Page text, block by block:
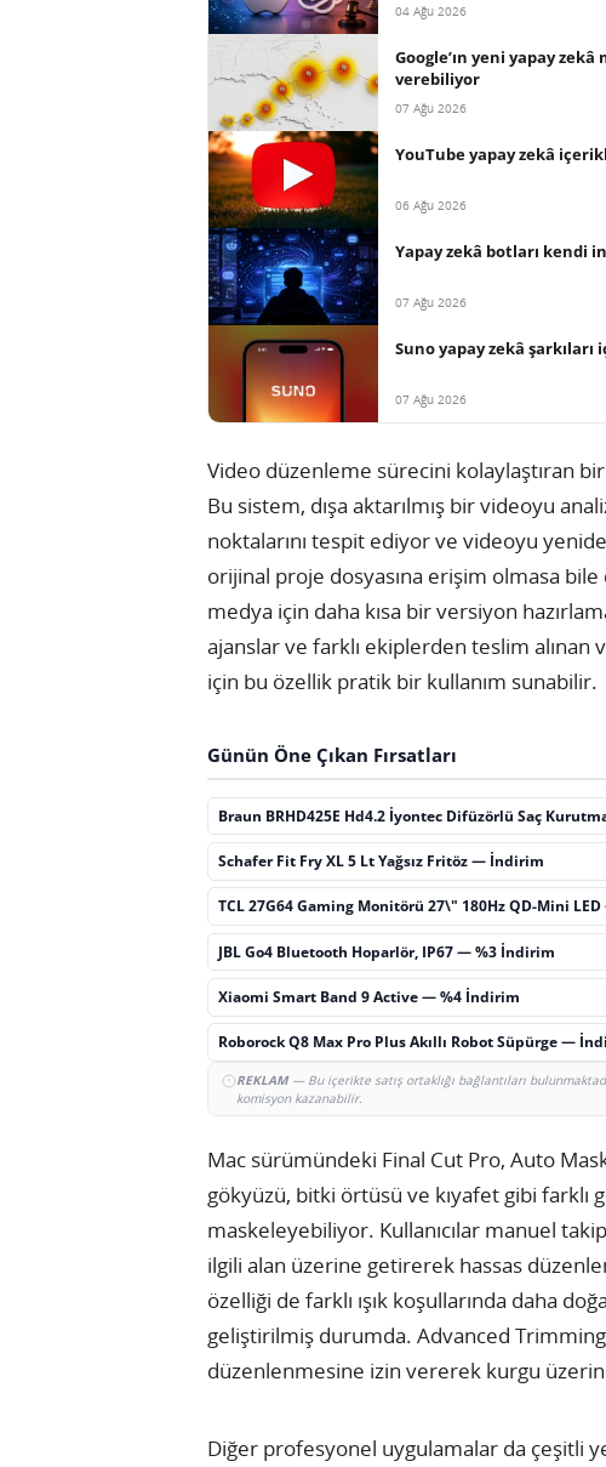
04 Ağu 2026
Google’ın yeni yapay
verebiliyor
07 Ağu 2026
YouTube yapay zekâ
06 Ağu 2026
Yapay zekâ botları kendi
07 Ağu 2026
Suno yapay zekâ
07 Ağu 2026
Video düzenleme sürecini kolaylaştıran
Bu sistem, dışa aktarılmış bir videoyu
noktalarını tespit ediyor ve videoyu
orijinal proje dosyasına erişim olmasa
medya için daha kısa bir versiyon
ajanslar ve farklı ekiplerden teslim
için bu özellik pratik bir kullanım sunabilir.
Günün Öne Çıkan Fırsatları
Braun BRHD425E Hd4.2 İyontec Difüzörlü Saç
Schafer Fit Fry XL 5 Lt Yağsız Fritöz — İndirim
TCL 27G64 Gaming Monitörü 27\" 180Hz QD-Mini
JBL Go4 Bluetooth Hoparlör, IP67 — %3 İndirim
Xiaomi Smart Band 9 Active — %4 İndirim
Roborock Q8 Max Pro Plus Akıllı Robot Süpürge —
REKLAM— Bu içerikte satış ortaklığı bağlantıları
komisyon kazanabilir.
Mac sürümündeki Final Cut Pro, Auto
gökyüzü, bitki örtüsü ve kıyafet gibi farklı
maskeleyebiliyor. Kullanıcılar manuel
ilgili alan üzerine getirerek hassas
özelliği de farklı ışık koşullarında daha
geliştirilmiş durumda. Advanced
düzenlenmesine izin vererek kurgu
Diğer profesyonel uygulamalar da çeşitli